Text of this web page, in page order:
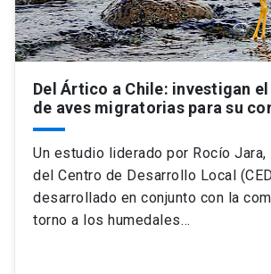
Estudiantes
Académicos
Personal
Alumni launch
Padres y familia
ACCESOS DIRECTOS
Admisión launch
Mi Cuenta UC launch
Correo UC
Mi Portal UC launch
Medios Biblioteca
Del Ártico a Chile: investigan
de aves migratorias para su
Un estudio liderado por Rocío
del Centro de Desarrollo Local
desarrollado en conjunto con la
torno a los humedales…